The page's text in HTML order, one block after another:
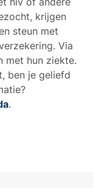
krijgen
steun met
Via
met hun ziekte.
ben je geliefd
.